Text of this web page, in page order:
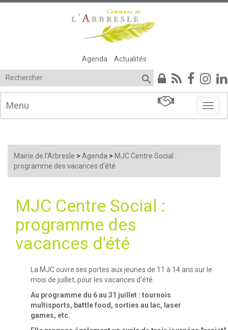
Agenda Actualités

Menu
Menu
Mairie de l'Arbresle > Agenda > MJC Centre Social :
programme des vacances d'été
MJC Centre Social :
programme des
vacances d'été
La MJC ouvre ses portes aux jeunes de 11 à 14 ans sur le
mois de juillet, pour les vacances d'été.
Au programme du 6 au 31 juillet : tournois
multisports, battle food, sorties au lac, laser
games, etc.